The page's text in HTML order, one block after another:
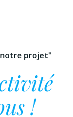
projet"
!